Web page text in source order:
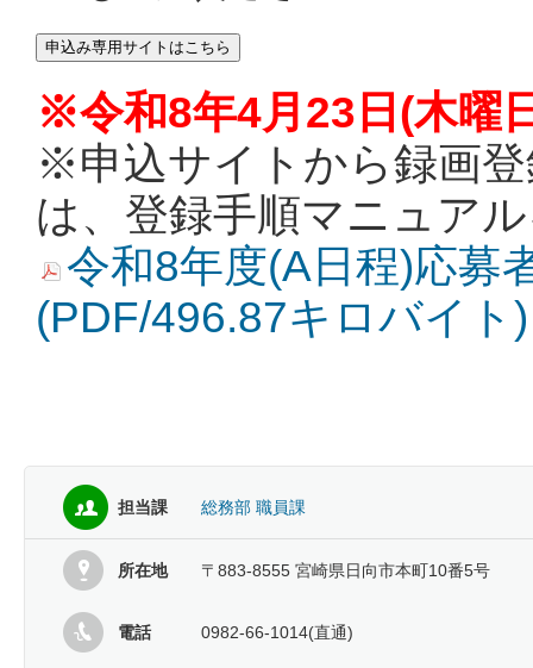
申込み専用サイトはこちら
※令和8年4月23日(木曜
※申込サイトから録画
は、登録手順マニュア
令和8年度(A日程)応募
(PDF/496.87キロバイト)
担当課 総務部 職員課
所在地 〒883-8555 宮崎県日向市本町10番5号
電話 0982-66-1014(直通)